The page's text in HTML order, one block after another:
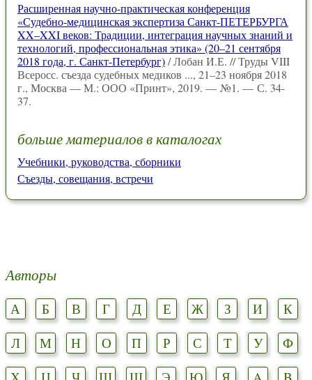
Расширенная научно-практическая конференция
«Судебно-медицинская экспертиза Санкт-ПЕТЕРБУРГА
XX–XXI веков: Традиции, интеграция научных знаний и
технологий, профессиональная этика» (20–21 сентября
2018 года, г. Санкт-Петербург)/ Лобан И.Е. // Труды VIII
Всеросс. съезда судебных медиков ..., 21–23 ноября 2018
г., Москва — М.: ООО «Принт», 2019. — №1. — С. 34-
37.
больше материалов в каталогах
Учебники, руководства, сборники
Съезды, совещания, встречи
Авторы
А Б В Г Д Е Ж З И
К
Л
М Н О П Р С Т У
Ф